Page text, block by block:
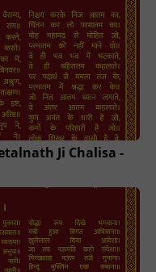
Ji Chalisa -